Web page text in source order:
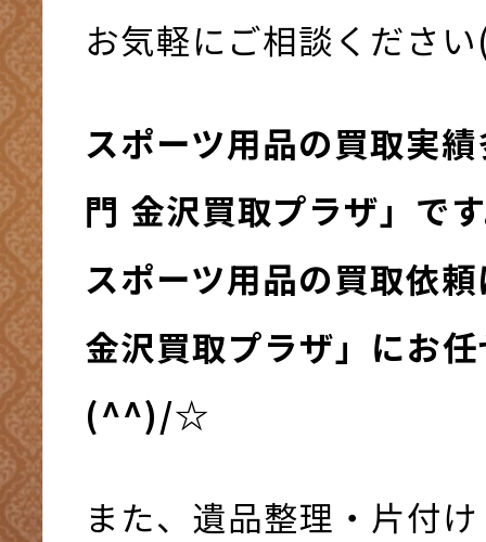
お気軽にご相談くださ
スポーツ用品の買取実
門 金沢買取プラザ」で
スポーツ用品の買取依
金沢買取プラザ」にお
(^^)/☆
また、遺品整理・片付